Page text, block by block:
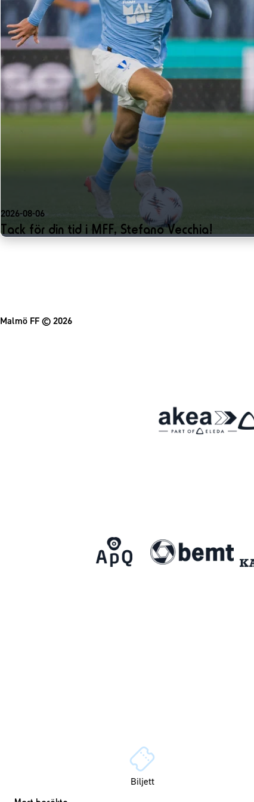
Om Malmö FF
2026-08-06
Tack för din tid i MFF, Stefano Vecchia!
Malmö FF© 2026
Biljett